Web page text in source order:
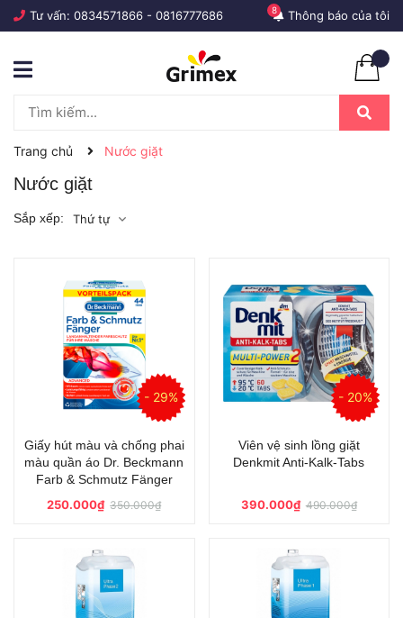
Tư vấn: 0834571866 - 0816777686 Thông báo của tôi
8
Trang chủ Nước giặt
Nước giặt
Sắp xếp: Thứ tự
- 29%
Giấy hút màu và chống phai
màu quần áo Dr. Beckmann
Farb & Schmutz Fänger
250.000₫350.000₫
- 20%
Viên vệ sinh lồng giặt
Denkmit Anti-Kalk-Tabs
390.000₫ 490.000₫